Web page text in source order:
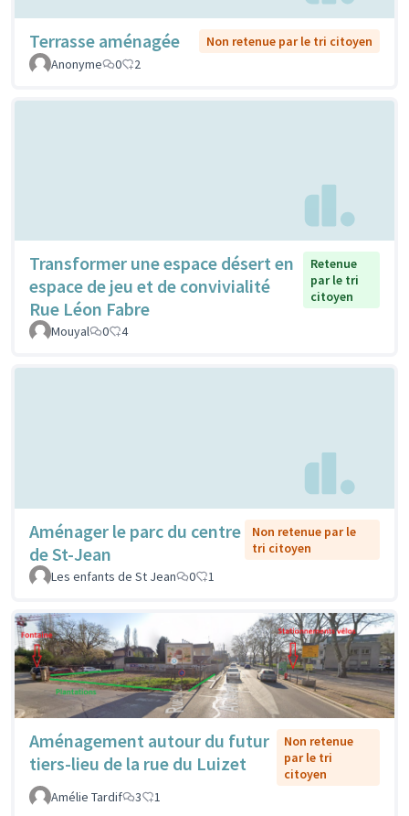
Terrasse aménagée
Non retenue par le tri citoyen
Anonyme
0 2
Transformer une espace désert en
espace de jeu et de convivialité
Rue Léon Fabre
Retenue
par le tri
citoyen
Mouyal 0 4
Aménager le parc du centre
de St-Jean
Non retenue par le
tri citoyen
Les enfants de St Jean
0 1
Aménagement autour du futur
tiers-lieu de la rue du Luizet
Non retenue
par le tri
citoyen
Amélie Tardif
3 1